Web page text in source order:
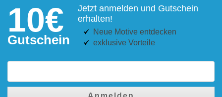
10€
Gutschein
Jetzt anmelden und Gutschein
erhalten!
Neue Motive entdecken
exklusive Vorteile